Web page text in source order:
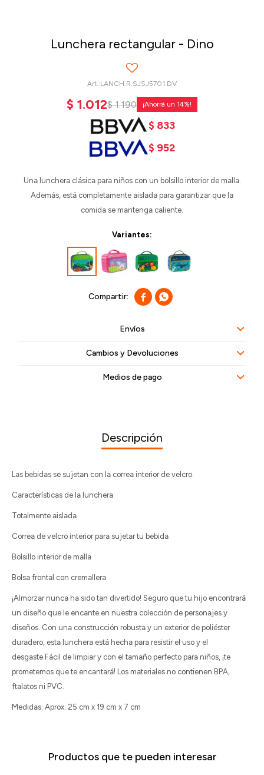
Lunchera rectangular - Dino
LANCH.R.SJSJ5701.DV
$ 1.012$ 1.190 14
$ 833
$ 952
Una lunchera clásica para niños con un bolsillo interior de malla.
Además, está completamente aislada para garantizar que la
comida se mantenga caliente.
Variantes:
 
Envíos
Cambios y Devoluciones
Medios de pago
Descripción
Las bebidas se sujetan con la correa interior de velcro.
Características de la lunchera:
Totalmente aislada
Correa de velcro interior para sujetar tu bebida
Bolsillo interior de malla
Bolsa frontal con cremallera
¡Almorzar nunca ha sido tan divertido! Seguro que tu hijo encontrará
un diseño que le encante en nuestra colección de personajes y
diseños. Con una construcción robusta y un exterior de poliéster
duradero, esta lunchera está hecha para resistir el uso y el
desgaste.Fácil de limpiar y con el tamaño perfecto para niños, ¡te
prometemos que te encantará! Los materiales no contienen BPA,
ftalatos ni PVC.
Medidas: Aprox. 25 cm x 19 cm x 7 cm
Productos que te pueden interesar